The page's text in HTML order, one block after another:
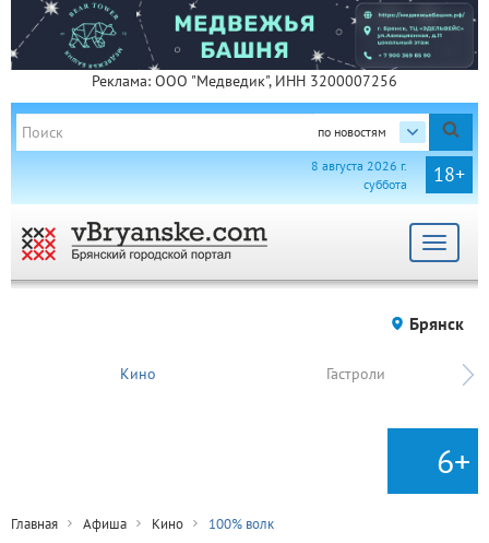
Реклама: ООО "Медведик", ИНН 3200007256
по новостям
18+
8 августа 2026 г.
суббота
Toggle
Брянск
Кино Гастроли
6+
Главная Афиша Кино 100% волк